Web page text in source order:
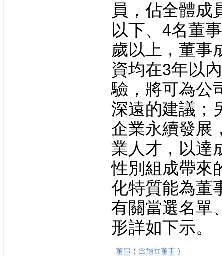
員，佔全體成
以下、4名董
歲以上，董事
資均在3年以
驗，將可為公
深遠的建議；
企業永續發展
業人才，以達
性別組成帶來
化特質能為董
有關當選名單
形詳如下示。